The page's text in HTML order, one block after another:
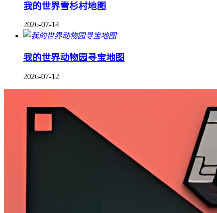
我的世界雪杉村地图
2026-07-14
我的世界动物园寻宝地图
2026-07-12